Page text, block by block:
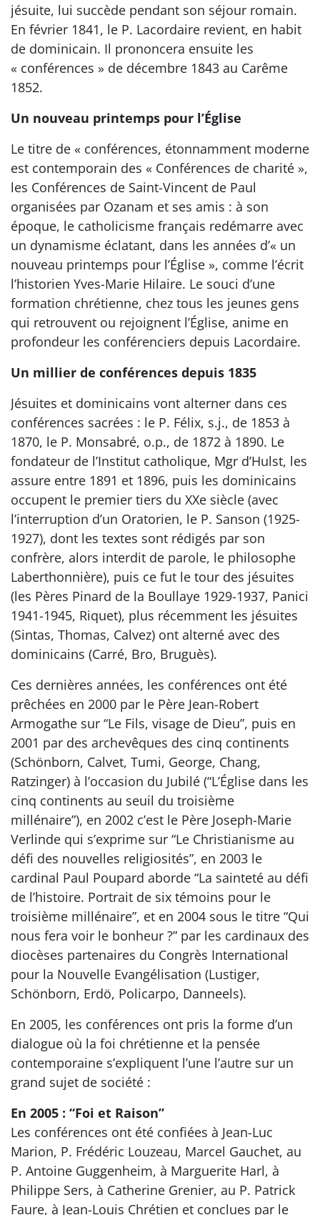
jésuite, lui succède pendant son séjour romain.
En février 1841, le P. Lacordaire revient, en habit
de dominicain. Il prononcera ensuite les
« conférences » de décembre 1843 au Carême
1852.
Un nouveau printemps pour l’Église
Le titre de « conférences, étonnamment moderne
est contemporain des « Conférences de charité »,
les Conférences de Saint-Vincent de Paul
organisées par Ozanam et ses amis : à son
époque, le catholicisme français redémarre avec
un dynamisme éclatant, dans les années d’« un
nouveau printemps pour l’Église », comme l’écrit
l’historien Yves-Marie Hilaire. Le souci d’une
formation chrétienne, chez tous les jeunes gens
qui retrouvent ou rejoignent l’Église, anime en
profondeur les conférenciers depuis Lacordaire.
Un millier de conférences depuis 1835
Jésuites et dominicains vont alterner dans ces
conférences sacrées : le P. Félix, s.j., de 1853 à
1870, le P. Monsabré, o.p., de 1872 à 1890. Le
fondateur de l’Institut catholique, Mgr d’Hulst, les
assure entre 1891 et 1896, puis les dominicains
occupent le premier tiers du XXe siècle (avec
l’interruption d’un Oratorien, le P. Sanson (1925-
1927), dont les textes sont rédigés par son
confrère, alors interdit de parole, le philosophe
Laberthonnière), puis ce fut le tour des jésuites
(les Pères Pinard de la Boullaye 1929-1937, Panici
1941-1945, Riquet), plus récemment les jésuites
(Sintas, Thomas, Calvez) ont alterné avec des
dominicains (Carré, Bro, Bruguès).
Ces dernières années, les conférences ont été
prêchées en 2000 par le Père Jean-Robert
Armogathe sur “Le Fils, visage de Dieu”, puis en
2001 par des archevêques des cinq continents
(Schönborn, Calvet, Tumi, George, Chang,
Ratzinger) à l’occasion du Jubilé (“L’Église dans les
cinq continents au seuil du troisième
millénaire”), en 2002 c’est le Père Joseph-Marie
Verlinde qui s’exprime sur “Le Christianisme au
défi des nouvelles religiosités”, en 2003 le
cardinal Paul Poupard aborde “La sainteté au défi
de l’histoire. Portrait de six témoins pour le
troisième millénaire”, et en 2004 sous le titre “Qui
nous fera voir le bonheur ?” par les cardinaux des
diocèses partenaires du Congrès International
pour la Nouvelle Evangélisation (Lustiger,
Schönborn, Erdö, Policarpo, Danneels).
En 2005, les conférences ont pris la forme d’un
dialogue où la foi chrétienne et la pensée
contemporaine s’expliquent l’une l’autre sur un
grand sujet de société :
En 2005 : “Foi et Raison”
Les conférences ont été confiées à Jean-Luc
Marion, P. Frédéric Louzeau, Marcel Gauchet, au
P. Antoine Guggenheim, à Marguerite Harl, à
Philippe Sers, à Catherine Grenier, au P. Patrick
Faure, à Jean-Louis Chrétien et conclues par le